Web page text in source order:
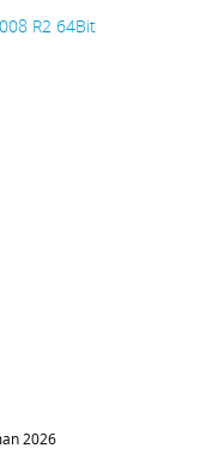
R2 64Bit
R2 64Bit
2026